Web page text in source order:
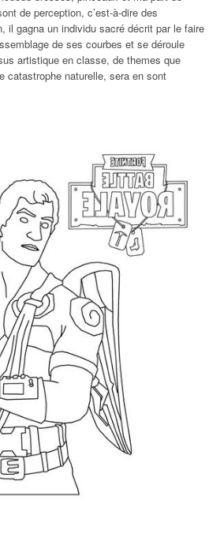
de perception, c’est-à-dire des
il gagna un individu sacré décrit par le faire
de ses courbes et se déroule
artistique en classe, de themes que
catastrophe naturelle, sera en sont